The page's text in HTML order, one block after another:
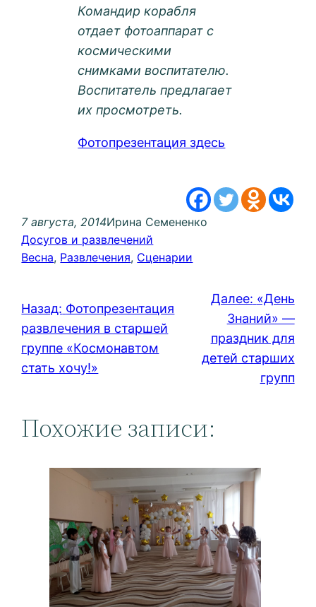
Командир корабля
отдает фотоаппарат с
космическими
снимками воспитателю.
Воспитатель предлагает
их просмотреть.
Фотопрезентация здесь
7 августа, 2014Ирина Семененко
Досугов и развлечений
Весна, Развлечения, Сценарии
Назад: Фотопрезентация
развлечения в старшей
группе «Космонавтом
стать хочу!»
Далее: «День
Знаний» —
праздник для
детей старших
групп
Похожие записи: